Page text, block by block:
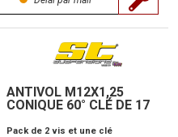
ANTIVOL M12X1,25
CONIQUE 60° CLÉ DE 17
Pack de 2 vis et une clé